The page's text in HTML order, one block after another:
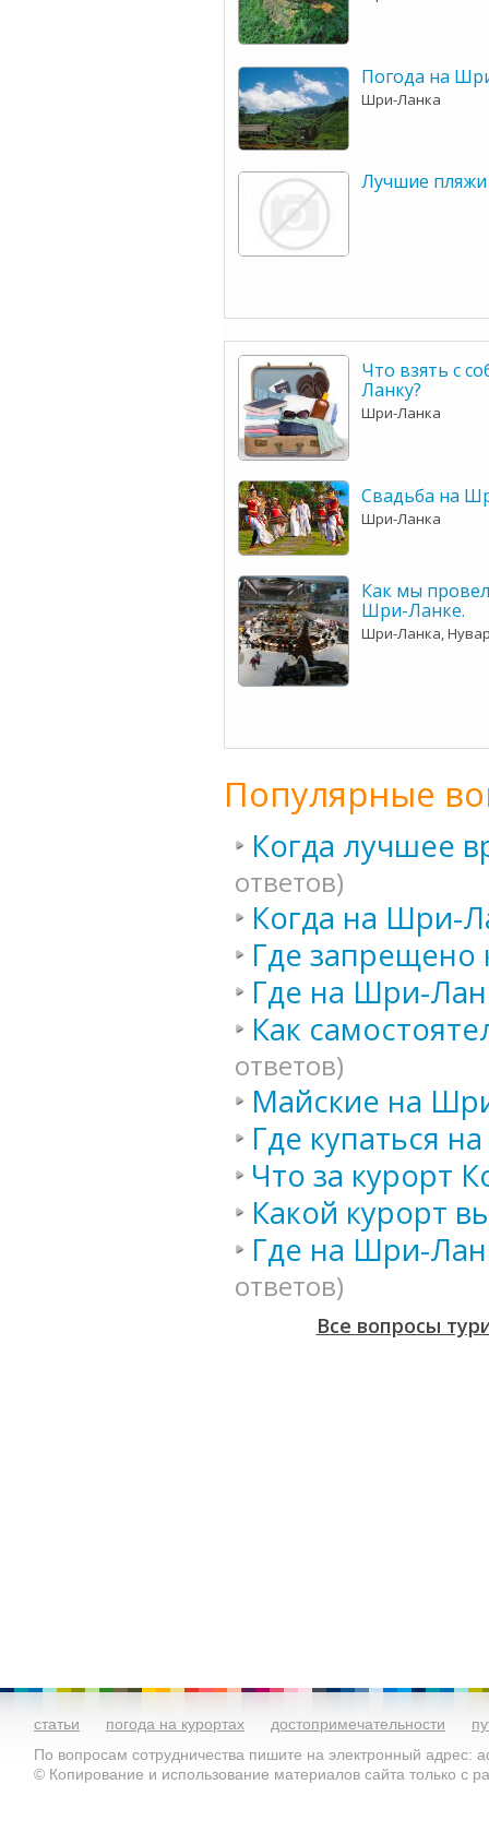
Погода на
Шри-Ланка
Лучшие
Что взять с
Ланку?
Шри-Ланка
Свадьба на
Шри-Ланка
Как мы
Шри-Ланке.
Шри-Ланка,
Популярные
Когда лучшее
ответов)
Когда на Шри-
Где запрещено
Где на Шри-
Как
ответов)
Майские на
Где купаться
Что за курорт
Какой курорт
Где на Шри-
ответов)
Все вопросы
статьи погода на курортах достопримечательности
По вопросам сотрудничества пишите на электронный адрес:
© Копирование и использование материалов сайта только с